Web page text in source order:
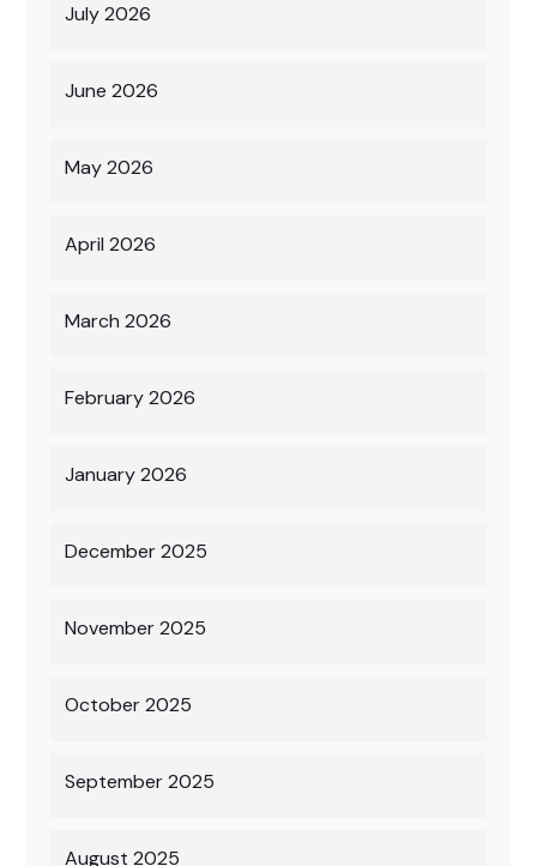
July 2026
June 2026
May 2026
April 2026
March 2026
February 2026
January 2026
December 2025
November 2025
October 2025
September 2025
August 2025